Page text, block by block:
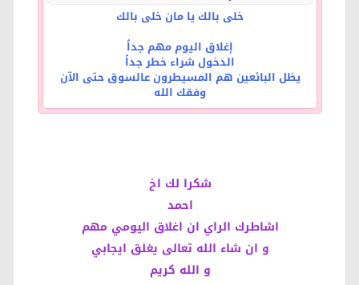
خلى بالك يا مان خلى بالك
إغلاق اليوم مهم جداً
الدخول شراء خطر جداً
يظل البائعين هم المسيطرون عالسوق حتى الآن
وفقك الله
شكرا لك اخ
احمد
اشاطرك الراي ان اغلاق اليومي مهم
و ان شاء الله تعالى يغلق ايجابي
و الله كريم